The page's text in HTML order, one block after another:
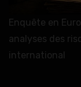
Enquête en
analyses des
international